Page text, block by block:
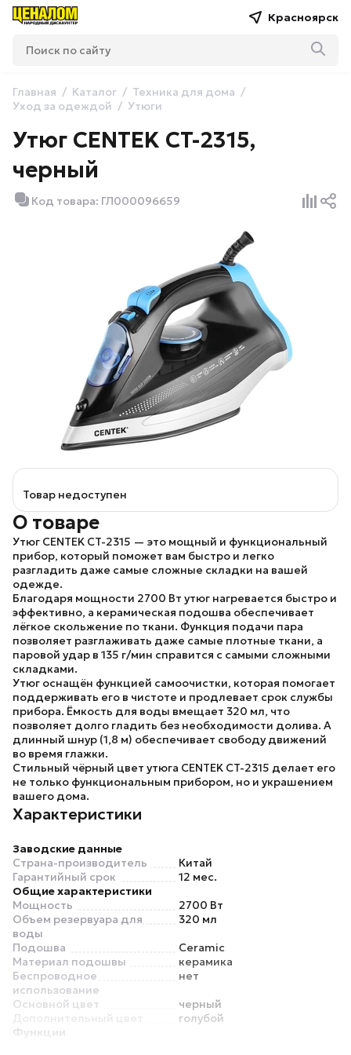
Красноярск
Главная Каталог
Техника для дома
Уход за одеждой
Утюги
Утюг CENTEK CT-2315,
черный
Код товара: ГЛ000096659
Товар недоступен
О товаре
Утюг CENTEK CT-2315 — это мощный и функциональный
прибор, который поможет вам быстро и легко
разгладить даже самые сложные складки на вашей
одежде.
Благодаря мощности 2700 Вт утюг нагревается быстро и
эффективно, а керамическая подошва обеспечивает
лёгкое скольжение по ткани. Функция подачи пара
позволяет разглаживать даже самые плотные ткани, а
паровой удар в 135 г/мин справится с самыми сложными
складками.
Утюг оснащён функцией самоочистки, которая помогает
поддерживать его в чистоте и продлевает срок службы
прибора. Ёмкость для воды вмещает 320 мл, что
позволяет долго гладить без необходимости долива. А
длинный шнур (1,8 м) обеспечивает свободу движений
во время глажки.
Стильный чёрный цвет утюга CENTEK CT-2315 делает его
не только функциональным прибором, но и украшением
вашего дома.
Характеристики
Заводские данные
Страна-производитель
Китай
Гарантийный срок
12 мес.
Общие характеристики
Мощность
2700 Вт
Объем резервуара для
воды
320 мл
Подошва
Ceramic
Материал подошвы
керамика
Беспроводное
использование
нет
Основной цвет
черный
Дополнительный цвет
голубой
Функции